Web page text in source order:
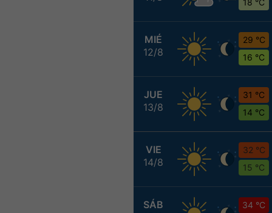
MIÉ
12/8
29 °C
16 °C
JUE
13/8
31 °C
14 °C
VIE
14/8
32 °C
15 °C
SÁB
34 °C